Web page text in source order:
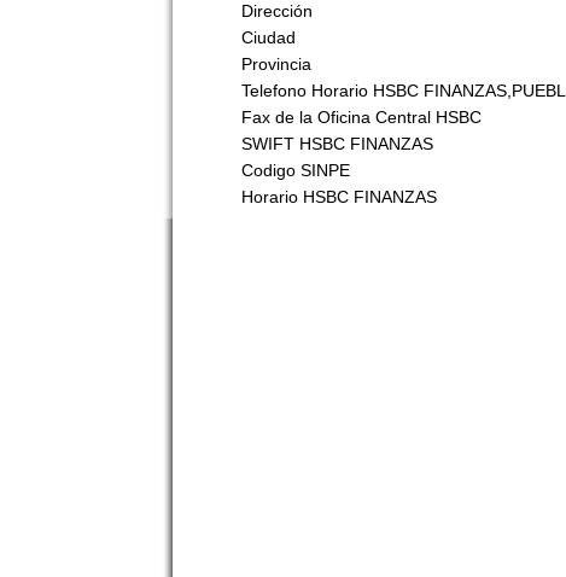
Dirección
Ciudad
Provincia
Telefono Horario HSBC
Fax de la Oficina Central HSBC
SWIFT HSBC FINANZAS
Codigo SINPE
Horario HSBC FINANZAS